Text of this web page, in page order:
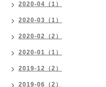
2020-04（1）
2020-03（1）
2020-02（2）
2020-01（1）
2019-12（2）
2019-06（2）